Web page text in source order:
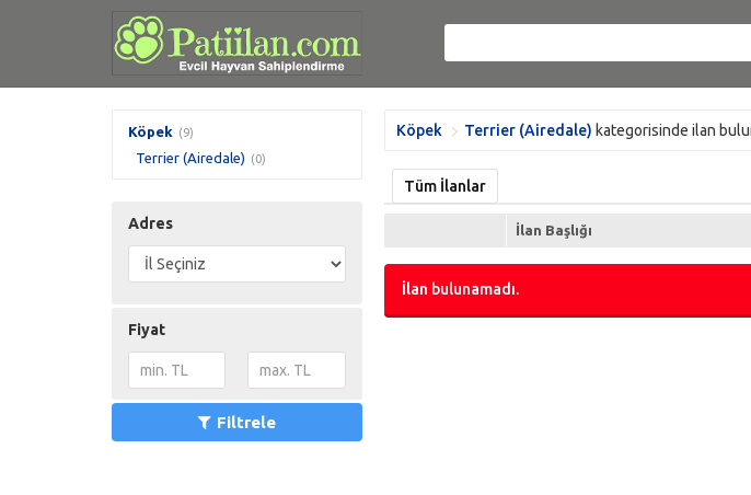
Köpek (9)
Terrier (Airedale) (0)
Adres
Fiyat
Filtrele
Köpek Terrier (Airedale) kategorisinde ilan
Tüm İlanlar
İlan Başlığı
İlan bulunamadı.